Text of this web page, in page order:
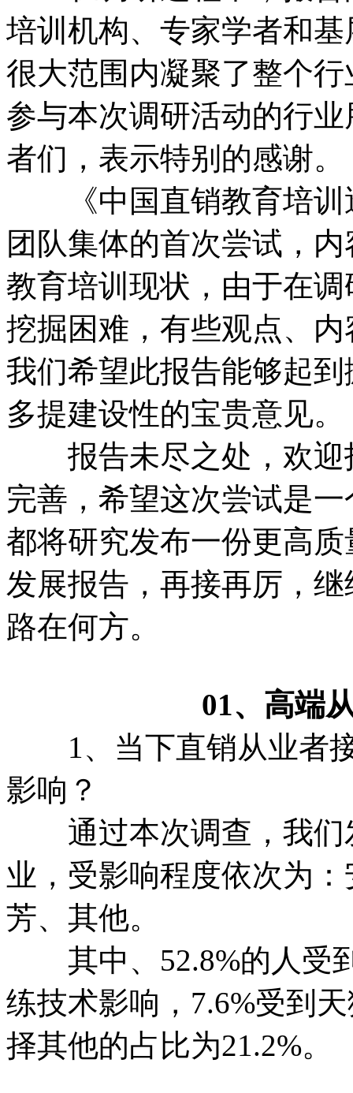
培训机构、专家学者和
很大范围内凝聚了整个
参与本次调研活动的行
者们，表示特别的感谢。
《中国直销教育培训
团队集体的首次尝试，
教育培训现状，由于在
挖掘困难，有些观点、
我们希望此报告能够起
多提建设性的宝贵意见。
报告未尽之处，欢迎
完善，希望这次尝试是
都将研究发布一份更高
发展报告，再接再厉，
路在何方。
01、高端
1、当下直销从业者接
影响？
通过本次调查，我们
业，受影响程度依次为
芳、其他。
其中、52.8%的人受到
练技术影响，7.6%受到
择其他的占比为21.2%。